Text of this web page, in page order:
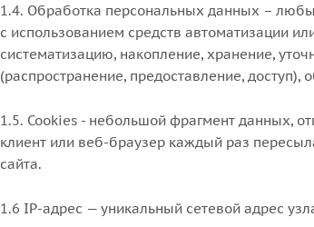
1.4. Обработка персональных данных –
с использованием средств автоматизации
систематизацию, накопление, хранение,
(распространение, предоставление,
1.5. Cookies - небольшой фрагмент данных,
клиент или веб-браузер каждый раз
сайта.
1.6 IP-адрес — уникальный сетевой адрес